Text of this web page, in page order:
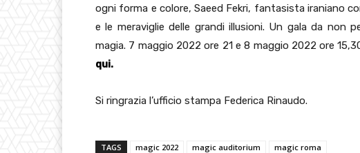
ogni forma e colore, Saeed Fekri, fantasista iraniano
e le meraviglie delle grandi illusioni. Un gala da non
magia. 7 maggio 2022 ore 21 e 8 maggio 2022 ore
qui.
Si ringrazia l’ufficio stampa Federica Rinaudo.
TAGS magic 2022 magic auditorium magic roma